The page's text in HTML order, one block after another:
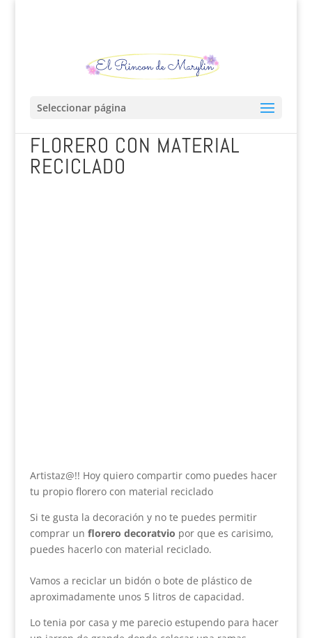
Seleccionar página
FLORERO CON MATERIAL
RECICLADO
Artistaz@!! Hoy quiero compartir como puedes hacer
tu propio florero con material reciclado
Si te gusta la decoración y no te puedes permitir
comprar un florero decoratvio por que es carisimo,
puedes hacerlo con material reciclado.
Vamos a reciclar un bidón o bote de plástico de
aproximadamente unos 5 litros de capacidad.
Lo tenia por casa y me parecio estupendo para hacer